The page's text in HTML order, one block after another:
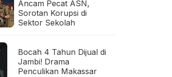
Ancam Pecat ASN,
Sorotan Korupsi di
Sektor Sekolah
Bocah 4 Tahun Dijual di
Jambi! Drama
Penculikan Makassar